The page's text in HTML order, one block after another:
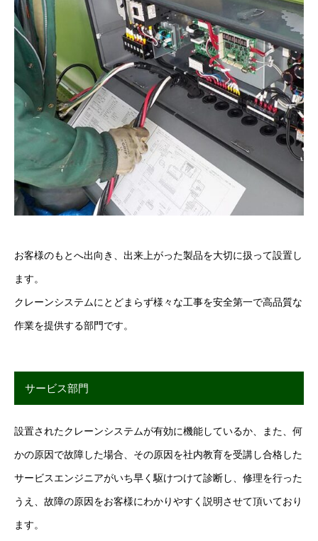
お客様のもとへ出向き、出来上がった製品を大切に扱って設置し
ます。
クレーンシステムにとどまらず様々な工事を安全第一で高品質な
作業を提供する部門です。
サービス部門
設置されたクレーンシステムが有効に機能しているか、また、何
かの原因で故障した場合、その原因を社内教育を受講し合格した
サービスエンジニアがいち早く駆けつけて診断し、修理を行った
うえ、故障の原因をお客様にわかりやすく説明させて頂いており
ます。